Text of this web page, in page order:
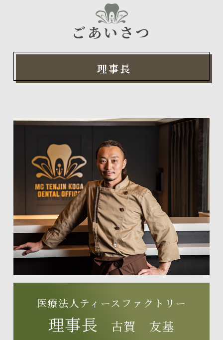
ごあいさつ
理事長
医療法人ティースファクトリー
理事長 古賀 友基